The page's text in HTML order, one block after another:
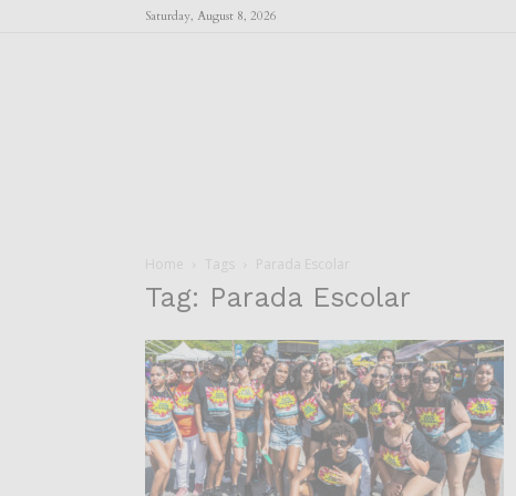
Saturday, August 8, 2026
Home Tags Parada Escolar
Tag: Parada Escolar